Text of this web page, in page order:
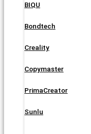
BIQU
Bondtech
Creality
Copymaster
PrimaCreator
Sunlu